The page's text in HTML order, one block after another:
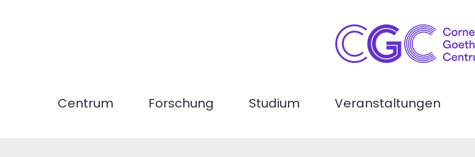
Centrum Forschung Studium Veranstaltungen